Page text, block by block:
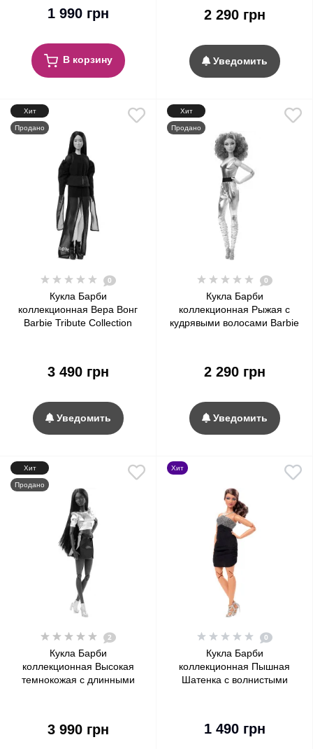
1 990 грн
В корзину
2 290 грн
Уведомить
Хит
Продано
0
Кукла Барби
коллекционная Вера Вонг
Barbie Tribute Collection
3 490 грн
Уведомить
Хит
Продано
0
Кукла Барби
коллекционная Рыжая с
кудрявыми волосами Barbie
2 290 грн
Уведомить
Хит
Продано
2
Кукла Барби
коллекционная Высокая
темнокожая с длинными
3 990 грн
Хит
0
Кукла Барби
коллекционная Пышная
Шатенка с волнистыми
1 490 грн